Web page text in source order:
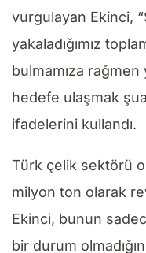
vurgulayan Ekinci,
yakaladığımız
bulmamıza
hedefe ulaşmak
ifadelerini kullandı.
Türk çelik sektörü
milyon ton olarak
Ekinci, bunun
bir durum